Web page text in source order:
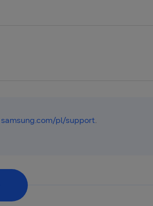
samsung.com/pl/support.